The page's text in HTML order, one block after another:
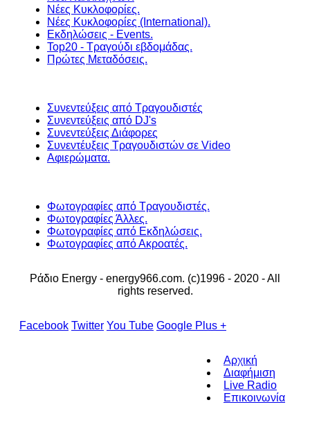
Νέες Κυκλοφορίες.
Νέες Κυκλοφορίες (International).
Εκδηλώσεις - Events.
Top20 - Τραγούδι εβδομάδας.
Πρώτες Μεταδόσεις.
Συνεντεύξεις από Τραγουδιστές
Συνεντεύξεις από DJ's
Συνεντεύξεις Διάφορες
Συνεντέυξεις Τραγουδιστών σε Video
Αφιερώματα.
Φωτογραφίες από Τραγουδιστές.
Φωτογραφίες Άλλες.
Φωτογραφίες από Εκδηλώσεις.
Φωτογραφίες από Ακροατές.
Ράδιο Energy - energy966.com. (c)1996 - 2020 - All
rights reserved.
Facebook Twitter You Tube Google Plus +
Αρχική
Διαφήμιση
Live Radio
Επικοινωνία